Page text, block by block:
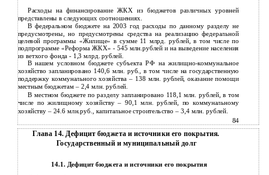
Расходы на финансирование ЖКХ из бюджетов различных уровней
представлены в следующих соотношениях.
В федеральном бюджете на 2003 год расходы по данному разделу не
предусмотрены, но предусмотрены средства на реализацию федеральной
целевой программы «Жилище» в сумме 11 млрд. рублей, в том числе по
подпрограмме «Реформа ЖКХ» - 545 млн.рублей и на выведение населения
из ветхого фонда - 1,3 млрд. рублей.
В нашем условном бюджете субъекта РФ нажилищно-коммунальное
хозяйство запланировано 140,6 млн. руб., в том числе на государственную
поддержку коммунального хозяйства – 138 млн. рублей, оказание помощи
местным бюджетам – 2,4 млн. рублей.
В местном бюджете по разделу запланировано 118,1 млн. рублей, в том
числе по жилищному хозяйству – 90,1 млн. рублей, по коммунальному
хозяйству – 24.6 млн.руб., капитальное строительство – 3,4 млн. рублей.
84
Глава 14. Дефицит бюджета и источники его покрытия.
Государственный и муниципальный долг
14.1. Дефицит бюджета и источники его покрытия